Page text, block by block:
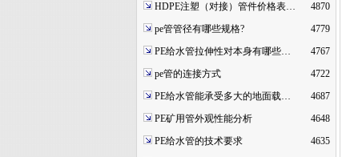
HDPE注塑（对接）管件价格表…
4870
pe管管径有哪些规格?
4779
PE给水管拉伸性对本身有哪些…
4767
pe管的连接方式
4722
PE给水管能承受多大的地面载…
4687
PE矿用管外观性能分析
4648
PE给水管的技术要求
4635